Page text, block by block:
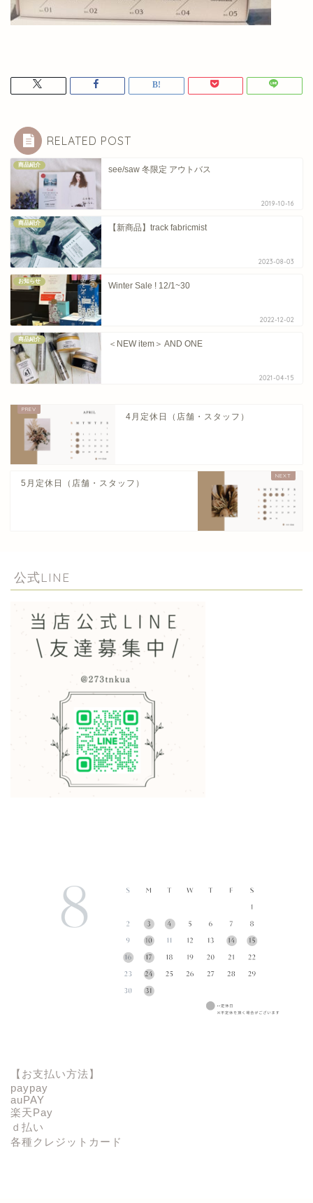
RELATED POST
商品紹介 see/saw 冬限定 アウトバス
2019-10-16
商品紹介 【新商品】track fabricmist
2023-08-03
お知らせ Winter Sale ! 12/1~30
2022-12-02
商品紹介 ＜NEW item＞ AND ONE
2021-04-15
4月定休日（店舗・スタッフ）
5月定休日（店舗・スタッフ）
公式LINE
【お支払い方法】
paypay
auPAY
楽天Pay
ｄ払い
各種クレジットカード